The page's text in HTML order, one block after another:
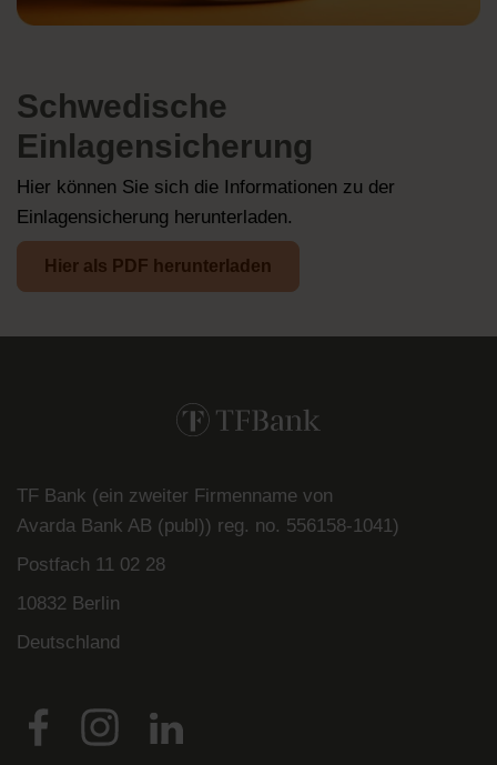
Schwedische
Einlagensicherung
Hier können Sie sich die Informationen zu der
Einlagensicherung herunterladen.
Hier als PDF herunterladen
TF Bank (ein zweiter Firmenname von
Avarda Bank AB (publ)) reg. no. 556158-1041)
Postfach 11 02 28
10832 Berlin
Deutschland